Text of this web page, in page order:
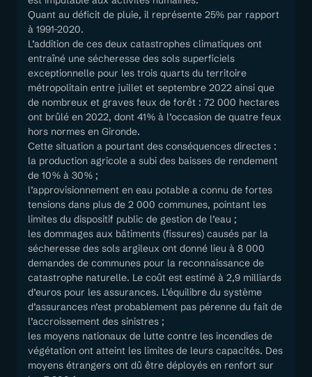
Quant au déficit de pluie, il représente 25% par rapport
à 1991-2020.
L’addition de ces deux catastrophes climatiques ont
entraîné une sécheresse des sols superficiels
exceptionnelle pour les trois quarts du territoire
métropolitain entre juillet et septembre 2022 ainsi que
de nombreux et graves feux de forêt : 72 000 hectares
ont brûlé en 2022, dont 41% à l’occasion de quatre feux
hors normes en Gironde.
Cette situation a pourtant des conséquences directes :
la production agricole a subi des baisses de rendement
de 10% à 30% ;
l’approvisionnement en eau potable a connu de fortes
tensions dans plus de 2 000 communes, pointant les
limites du dispositif public de gestion de l’eau ;
les dommages aux bâtiments (fissures) causés par la
sécheresse des sols argileux ont donné lieu à 8 000
demandes de communes pour la reconnaissance de
catastrophe naturelle. Le coût est estimé à 2,9 milliards
d’euros pour les assurances. L’équilibre du système
d’assurances n’est probablement pas pérenne du fait de
l’accroissement des sinistres ;
les moyens nationaux de lutte contre les incendies de
végétation ont atteint les limites de leurs capacités. Des
moyens étrangers ont dû être déployés en renfort sur